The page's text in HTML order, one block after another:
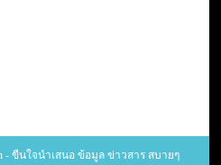
- ขืนใจนำเสนอ ข้อมูล ข่าวสาร สบายๆ